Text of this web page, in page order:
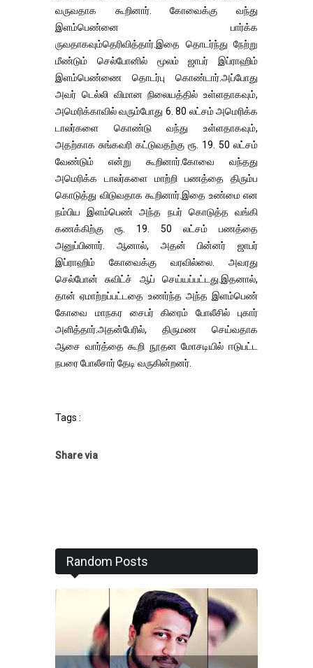
வருவதாக கூறினார். கோவைக்கு வந்து
இளம்பெண்னை பார்க்க
ருவதாகவும்தெரிவித்தார்.இதை தொடர்ந்து நேற்று
மீண்டும் செல்போனில் மூலம் ஜாபர் இப்ராஹிம்
இளம்பெண்ணை தொடர்பு கொண்டார்.அப்போது
அவர் டெல்லி விமான நிலையத்தில் உள்ளதாகவும்,
அமெரிக்காவில் வரும்போது 6. 80 லட்சம் அமெரிக்க
டாலர்களை கொண்டு வந்து உள்ளதாகவும்,
அதற்காக சுங்கவரி கட்டுவதற்கு ரூ. 19. 50 லட்சம்
வேண்டும் என்று கூறினார்.கோவை வந்தது
அமெரிக்க டாலர்களை மாற்றி பணத்தை திரும்ப
கொடுத்து விடுவதாக கூறினார்.இதை உண்மை என
நம்பிய இளம்பெண் அந்த நபர் கொடுத்த வங்கி
கணக்கிற்கு ரூ. 19. 50 லட்சம் பணத்தை
அனுப்பினார். ஆனால், அதன் பின்னர் ஜாபர்
இப்ராஹிம் கோவைக்கு வரவில்லை. அவரது
செல்போன் சுவிட்ச் ஆப் செய்யப்பட்டது.இதனால்,
தான் ஏமாற்றப்பட்டதை உணர்ந்த அந்த இளம்பெண்
கோவை மாநகர சைபர் கிரைம் போலீசில் புகார்
அளித்தார்.அதன்பேரில், திருமண செய்வதாக
ஆசை வார்த்தை கூறி நூதன மோசடியில் ஈடுபட்ட
நபரை போலீசார் தேடி வருகின்றனர்.
Tags :
Share via
Random Posts